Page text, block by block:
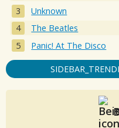
Unknown
The Beatles
Panic! At The Disco